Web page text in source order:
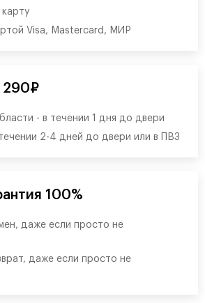
Visa, Mastercard, МИР
290₽
- в течении 1 дня до двери
2-4 дней до двери или в ПВЗ
100%
даже если просто не
даже если просто не